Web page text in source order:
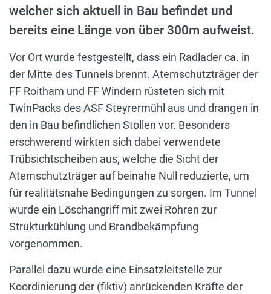
welcher sich aktuell in Bau befindet und
bereits eine Länge von über 300m aufweist.
Vor Ort wurde festgestellt, dass ein Radlader ca. in
der Mitte des Tunnels brennt. Atemschutzträger der
FF Roitham und FF Windern rüsteten sich mit
TwinPacks des ASF Steyrermühl aus und drangen in
den in Bau befindlichen Stollen vor. Besonders
erschwerend wirkten sich dabei verwendete
Trübsichtscheiben aus, welche die Sicht der
Atemschutzträger auf beinahe Null reduzierte, um
für realitätsnahe Bedingungen zu sorgen. Im Tunnel
wurde ein Löschangriff mit zwei Rohren zur
Strukturkühlung und Brandbekämpfung
vorgenommen.
Parallel dazu wurde eine Einsatzleitstelle zur
Koordinierung der (fiktiv) anrückenden Kräfte der